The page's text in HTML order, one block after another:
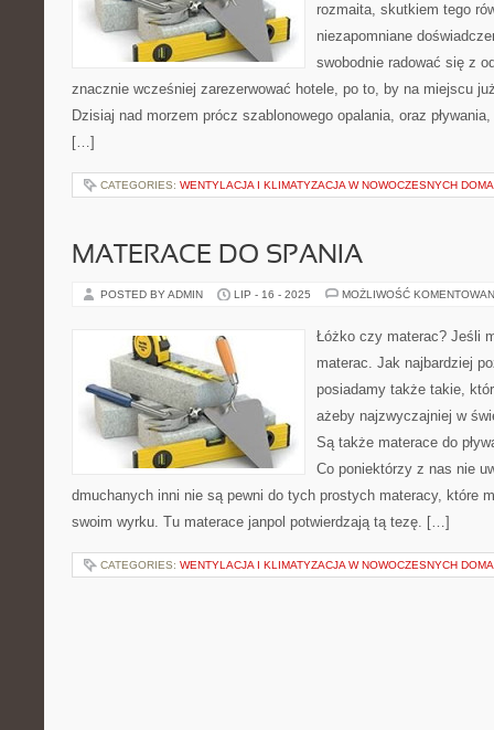
rozmaita, skutkiem tego
niezapomniane
swobodnie radować się z
znacznie wcześniej zarezerwować hotele, po to, by na miejscu
Dzisiaj nad morzem prócz szablonowego opalania, oraz
[…]
CATEGORIES: WENTYLACJA I KLIMATYZACJA W NOWOCZESNYCH
MATERACE DO SPANIA
POSTED BY ADMIN LIP - 16 - 2025 MOŻLIWOŚĆ
Łóżko czy materac? Jeśli
materac. Jak najbardziej
posiadamy także takie,
ażeby najzwyczajniej w
Są także materace do
Co poniektórzy z nas nie
dmuchanych inni nie są pewni do tych prostych materacy, które
swoim wyrku. Tu materace janpol potwierdzają tą tezę. […]
CATEGORIES: WENTYLACJA I KLIMATYZACJA W NOWOCZESNYCH